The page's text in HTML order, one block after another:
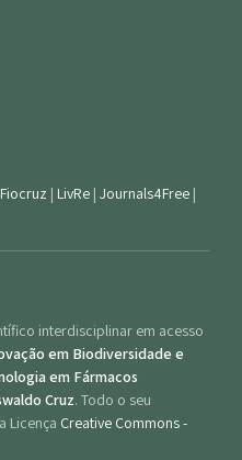
| LivRe | Journals4Free |
interdisciplinar em acesso
em Biodiversidade e
em Fármacos
Cruz. Todo o seu
Licença Creative Commons -